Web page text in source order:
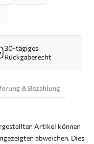
30-tägiges
Rückgaberecht
& Bezahlung
Artikel können
abweichen. Dies